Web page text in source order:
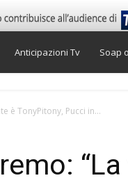
Anticipazioni Tv Soap
è TonyPitony, Pucci in...
“La